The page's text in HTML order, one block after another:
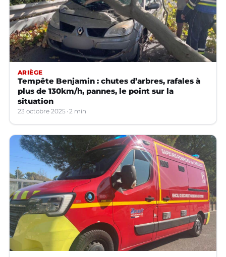
ARIÈGE
Tempête Benjamin : chutes d’arbres, rafales à
plus de 130km/h, pannes, le point sur la
situation
23 octobre 2025 2 min